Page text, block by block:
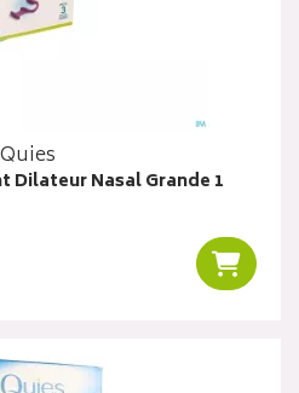
Quies
Dilateur Nasal Grande 1